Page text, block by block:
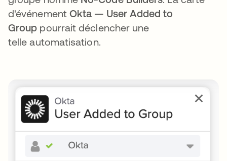
d'événement Okta — User Added to
Group pourrait déclencher une
telle automatisation.